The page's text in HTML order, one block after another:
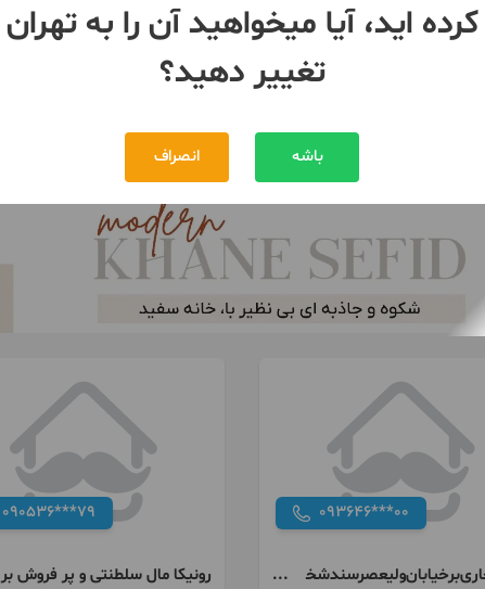
- الهیه
تهران
- الهیه
093646***00
090536***79
رونیکا مال سلطنتی و پر فروش بر
کرده اید، آیا میخواهید آن را به تهران
تغییر دهید؟
باشه انصراف